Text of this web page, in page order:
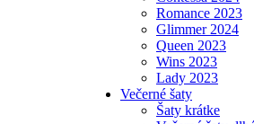
Romance 2023
Glimmer 2024
Queen 2023
Wins 2023
Lady 2023
Večerné šaty
Šaty krátke